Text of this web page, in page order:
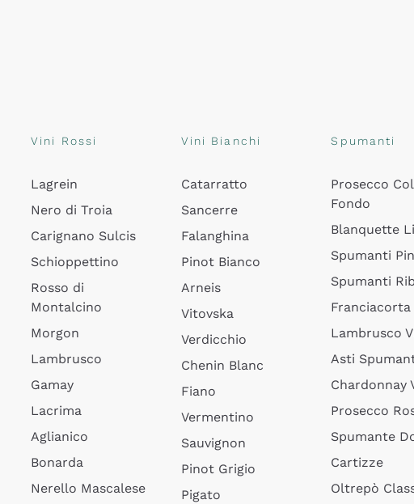
Vini Rossi
Lagrein
Nero di Troia
Carignano Sulcis
Schioppettino
Rosso di
Montalcino
Morgon
Lambrusco
Gamay
Lacrima
Aglianico
Bonarda
Nerello Mascalese
Vini Bianchi
Catarratto
Sancerre
Falanghina
Pinot Bianco
Arneis
Vitovska
Verdicchio
Chenin Blanc
Fiano
Vermentino
Sauvignon
Pinot Grigio
Pigato
Spumanti
Prosecco Col
Fondo
Blanquette
Spumanti
Spumanti
Franciacorta
Lambrusco
Asti
Chardonnay
Prosecco
Spumante
Cartizze
Oltrepò